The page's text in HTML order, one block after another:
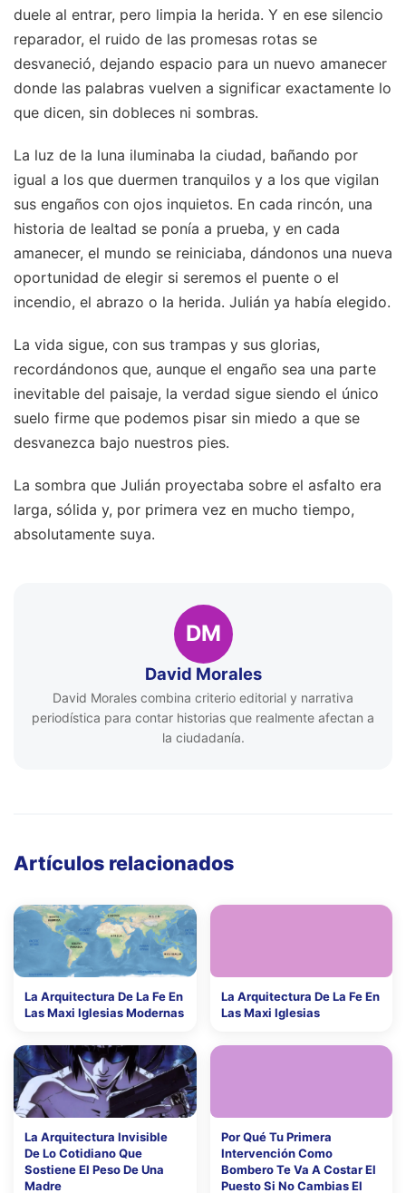
duele al entrar, pero limpia la herida. Y en ese silencio
reparador, el ruido de las promesas rotas se
desvaneció, dejando espacio para un nuevo amanecer
donde las palabras vuelven a significar exactamente lo
que dicen, sin dobleces ni sombras.
La luz de la luna iluminaba la ciudad, bañando por
igual a los que duermen tranquilos y a los que vigilan
sus engaños con ojos inquietos. En cada rincón, una
historia de lealtad se ponía a prueba, y en cada
amanecer, el mundo se reiniciaba, dándonos una nueva
oportunidad de elegir si seremos el puente o el
incendio, el abrazo o la herida. Julián ya había elegido.
La vida sigue, con sus trampas y sus glorias,
recordándonos que, aunque el engaño sea una parte
inevitable del paisaje, la verdad sigue siendo el único
suelo firme que podemos pisar sin miedo a que se
desvanezca bajo nuestros pies.
La sombra que Julián proyectaba sobre el asfalto era
larga, sólida y, por primera vez en mucho tiempo,
absolutamente suya.
DM
David Morales
David Morales combina criterio editorial y narrativa
periodística para contar historias que realmente afectan a
la ciudadanía.
Artículos relacionados
La Arquitectura De La Fe En
Las Maxi Iglesias Modernas
La Arquitectura De La Fe En
Las Maxi Iglesias
La Arquitectura Invisible
De Lo Cotidiano Que
Sostiene El Peso De Una
Madre
Por Qué Tu Primera
Intervención Como
Bombero Te Va A Costar El
Puesto Si No Cambias El